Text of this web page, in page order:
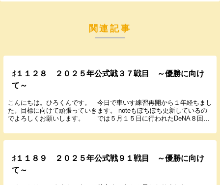
関連記事
♯１１２８ ２０２５年公式戦３７戦目 ～優勝に向け
て～
こんにちは。ひろくんです。 今日で車いす練習再開から１年経ちまし
た。目標に向けて頑張っていきます。 noteもぼちぼち更新しているの
でよろしくお願いします。 では５月１５日に行われたDeNA８回戦
♯１１８９ ２０２５年公式戦９１戦目 ～優勝に向け
て～